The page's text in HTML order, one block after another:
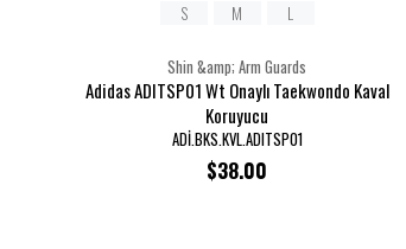
Shin &amp; Arm Guards
Adidas ADITSP01 Wt Onaylı Taekwondo Kaval
Koruyucu
ADİ.BKS.KVL.ADITSP01
$38.00
S M L